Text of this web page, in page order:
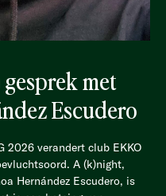
met
Escudero
2026 verandert club EKKO
A (k)night,
Hernández Escudero, is